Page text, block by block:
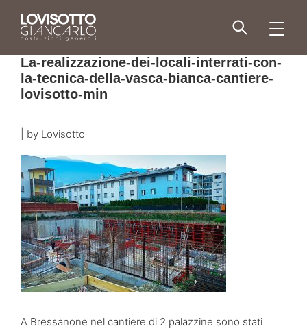
content
La-realizzazione-dei-locali-interrati-con-
la-tecnica-della-vasca-bianca-cantiere-
lovisotto-min
by Lovisotto
A Bressanone nel cantiere di 2 palazzine sono stati